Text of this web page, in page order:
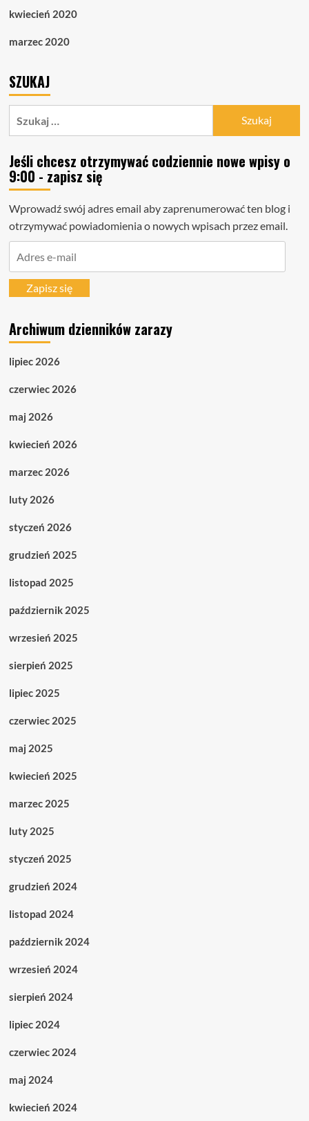
kwiecień 2020
marzec 2020
SZUKAJ
Jeśli chcesz otrzymywać codziennie nowe wpisy o
9:00 - zapisz się
Wprowadź swój adres email aby zaprenumerować ten blog i
otrzymywać powiadomienia o nowych wpisach przez email.
mailZapisz się
Archiwum dzienników zarazy
lipiec 2026
czerwiec 2026
maj 2026
kwiecień 2026
marzec 2026
luty 2026
styczeń 2026
grudzień 2025
listopad 2025
październik 2025
wrzesień 2025
sierpień 2025
lipiec 2025
czerwiec 2025
maj 2025
kwiecień 2025
marzec 2025
luty 2025
styczeń 2025
grudzień 2024
listopad 2024
październik 2024
wrzesień 2024
sierpień 2024
lipiec 2024
czerwiec 2024
maj 2024
kwiecień 2024